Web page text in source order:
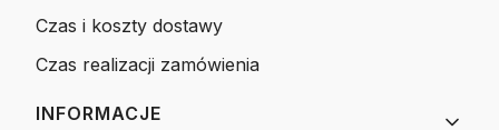
Czas i koszty dostawy
Czas realizacji zamówienia
INFORMACJE